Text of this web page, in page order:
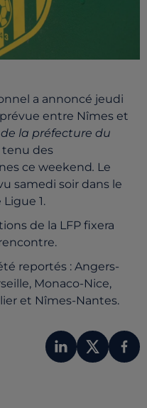
a annoncé jeudi
entre Nîmes et
la préfecture du
tenu des
ce weekend. Le
samedi soir dans le
1.
de la LFP fixera
reportés : Angers-
Monaco-Nice,
et Nîmes-Nantes.